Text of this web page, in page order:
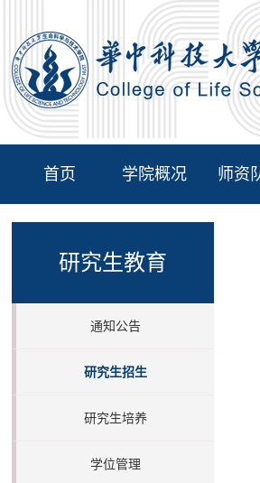
首页 学院概况 师资
研究生教育
通知公告
研究生招生
研究生培养
学位管理